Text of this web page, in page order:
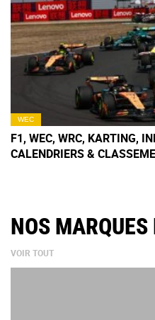
WEC
F1, WEC, WRC, KARTING,
CALENDRIERS &
NOS
VOIR TOUT